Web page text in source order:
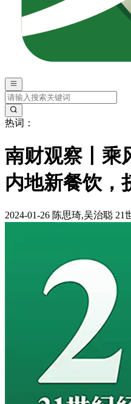
热词：
南财观察丨乘
内地新餐饮，
2024-01-26 陈思琦,吴治聪 21